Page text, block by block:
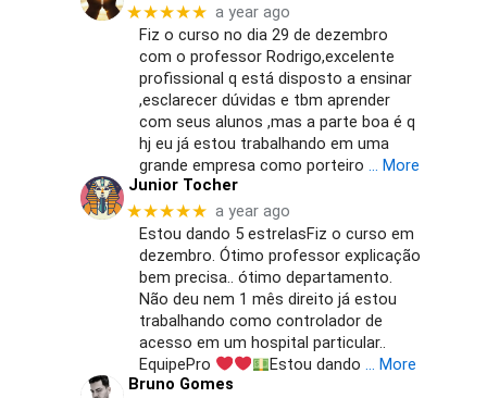
★★★★★ a year ago
Fiz o curso no dia 29 de dezembro
com o professor Rodrigo,excelente
profissional q está disposto a ensinar
,esclarecer dúvidas e tbm aprender
com seus alunos ,mas a parte boa é q
hj eu já estou trabalhando em uma
grande empresa como porteiro … More
Junior Tocher
★★★★★ a year ago
Estou dando 5 estrelasFiz o curso em
dezembro. Ótimo professor explicação
bem precisa.. ótimo departamento.
Não deu nem 1 mês direito já estou
trabalhando como controlador de
acesso em um hospital particular..
EquipePro
Estou dando … More
Bruno Gomes